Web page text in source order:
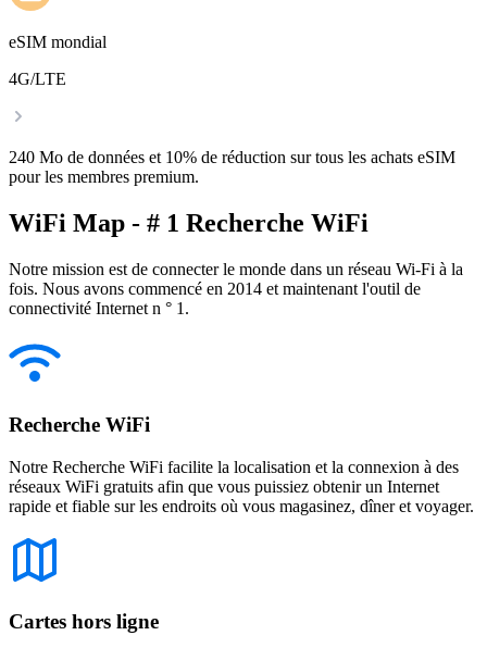
eSIM mondial
4G/LTE
240 Mo de données et 10% de réduction sur tous les achats eSIM
pour les membres premium.
WiFi Map - # 1 Recherche WiFi
Notre mission est de connecter le monde dans un réseau Wi-Fi à la
fois. Nous avons commencé en 2014 et maintenant l'outil de
connectivité Internet n ° 1.
Recherche WiFi
Notre Recherche WiFi facilite la localisation et la connexion à des
réseaux WiFi gratuits afin que vous puissiez obtenir un Internet
rapide et fiable sur les endroits où vous magasinez, dîner et voyager.
Cartes hors ligne